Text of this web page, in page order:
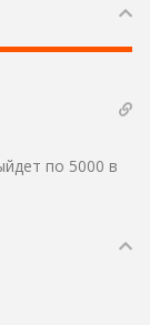
по 5000 в